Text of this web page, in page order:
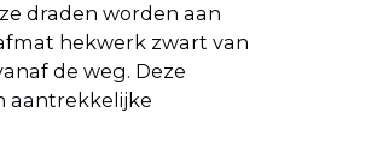
draden worden aan
hekwerk zwart van
de weg. Deze
aantrekkelijke